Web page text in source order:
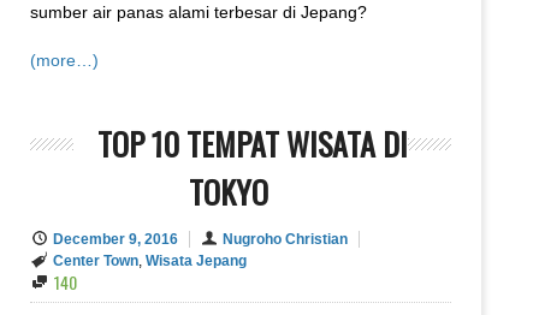
sumber air panas alami terbesar di Jepang?
(more…)
TOP 10 TEMPAT WISATA DI
TOKYO
December 9, 2016
Nugroho Christian
Center Town Wisata Jepang
140